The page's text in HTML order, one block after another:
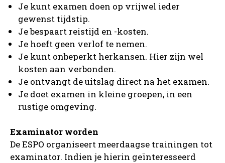
Je kunt examen doen op vrijwel ieder
gewenst tijdstip.
Je bespaart reistijd en -kosten.
Je hoeft geen verlof te nemen.
Je kunt onbeperkt herkansen. Hier zijn wel
kosten aan verbonden.
Je ontvangt de uitslag direct na het examen.
Je doet examen in kleine groepen, in een
rustige omgeving.
Examinator worden
De ESPO organiseert meerdaagse trainingen tot
examinator. Indien je hierin geïnteresseerd